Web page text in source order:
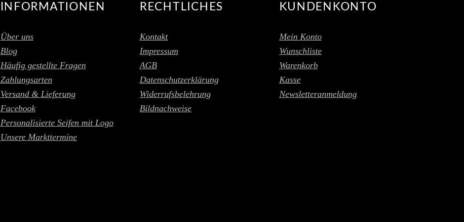
INFORMATIONEN
Über uns
Blog
Häufig gestellte Fragen
Zahlungsarten
Versand & Lieferung
Facebook
Personalisierte Seifen mit Logo
Unsere Markttermine
RECHTLICHES
Kontakt
Impressum
AGB
Datenschutzerklärung
Widerrufsbelehrung
Bildnachweise
KUNDENKONTO
Mein Konto
Wunschliste
Warenkorb
Kasse
Newsletteranmeldung